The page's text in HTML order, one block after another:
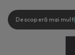
Descoperă mai mult